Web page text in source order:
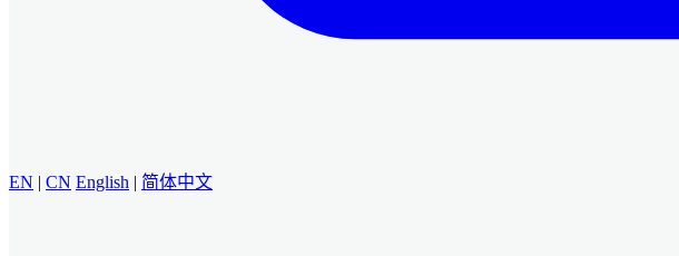
EN | CN English | 简体中文